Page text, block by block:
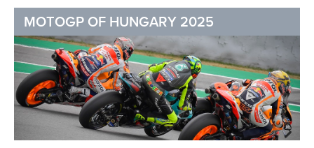
MOTOGP OF HUNGARY 2025